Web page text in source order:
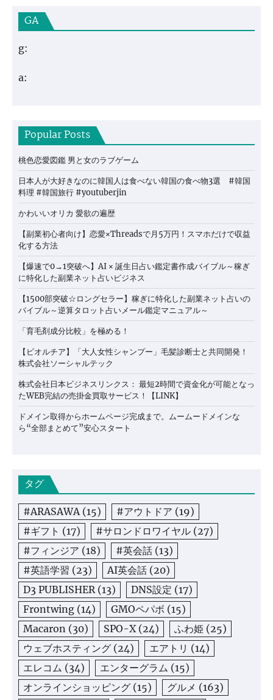
GA
g:
a:
Popular Posts
桃色恋愛図鑑 男と女のラブゲーム
日本人が大好きなのに韓国人は食べない韓国の食べ物3選 #韓国
料理 #韓国旅行 #youtuberjin
かわいいオリカ 愛欲の遍歴
【副業初心者向け】恋愛×Threadsで月5万円！スマホだけで収益
化する方法
【爆速で0→1突破へ】AI × 誕生日占い鑑定書作成バイブル～稼ぎ
に特化した副業ネット占いビジネス
【1500部突破☆ロングセラー】稼ぎに特化した副業ネット占いの
バイブル～逆算タロット占いメール鑑定マニュアル～
「育毛剤成分比較」を極める！
【ビオルチア】「大人女性シャンプー」毛髪診断士と共同開発！
株式会社ソーシャルテック
株式会社日本ビジネスリンクス： 最短2時間で資金化が可能となっ
たWEB完結の売掛金買取サービス！【LINK】
ドメイン取得からホームページ完成まで。ムームードメインな
ら“全部まとめて”安心スタート
タグ
#ARASAWA(15) #アウトドア (19)
#ギフト (17) #サロンドロワイヤル (27)
#フィンジア (18) #英会話 (13)
#英語学習 (23) AI英会話 (20)
D3 PUBLISHER(13) DNS設定 (17)
Frontwing (14) GMOペパボ (15)
Macaron (30) SPO-X(24) ふわ姫 (25)
ウェブホスティング (24) エアトリ (14)
エレコム (34) エンターグラム (15)
オンラインショッピング (15) グルメ (163)